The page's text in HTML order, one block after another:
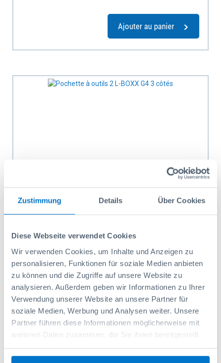
Zustimmung Details Über Cookies
Diese Webseite verwendet Cookies
Wir verwenden Cookies, um Inhalte und Anzeigen zu
personalisieren, Funktionen für soziale Medien anbieten
zu können und die Zugriffe auf unsere Website zu
analysieren. Außerdem geben wir Informationen zu Ihrer
Verwendung unserer Website an unsere Partner für
soziale Medien, Werbung und Analysen weiter. Unsere
Partner führen diese Informationen möglicherweise mit
weiteren Daten zusammen, die Sie ihnen bereitgestellt
gesammelt haben.
Ajouter au panier
Ajouter au panier